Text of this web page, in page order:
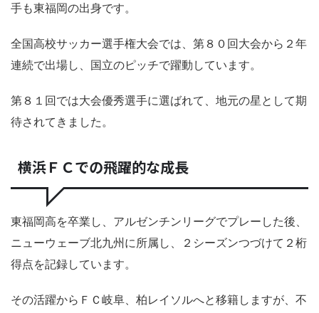
手も東福岡の出身です。
全国高校サッカー選手権大会では、第８０回大会から２年
連続で出場し、国立のピッチで躍動しています。
第８１回では大会優秀選手に選ばれて、地元の星として期
待されてきました。
横浜ＦＣでの飛躍的な成長
東福岡高を卒業し、アルゼンチンリーグでプレーした後、
ニューウェーブ北九州に所属し、２シーズンつづけて２桁
得点を記録しています。
その活躍からＦＣ岐阜、柏レイソルへと移籍しますが、不